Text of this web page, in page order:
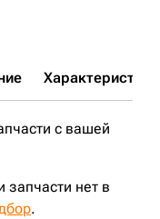
Характеристики
с вашей
запчасти нет в
.